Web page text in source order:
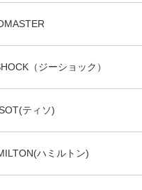
（ジーショック）
ティソ)
ハミルトン)